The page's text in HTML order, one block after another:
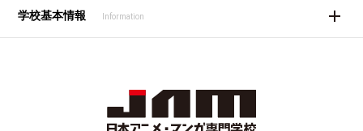
学校基本情報 Information